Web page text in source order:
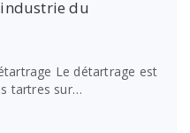
du
Le détartrage est
tartres sur…